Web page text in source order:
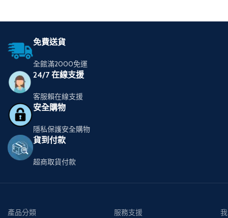
免費送貨
全館滿2000免運
24/7 在線支援
客服賴在線支援
安全購物
隱私保護安全購物
貨到付款
超商取貨付款
產品分類
服務支援